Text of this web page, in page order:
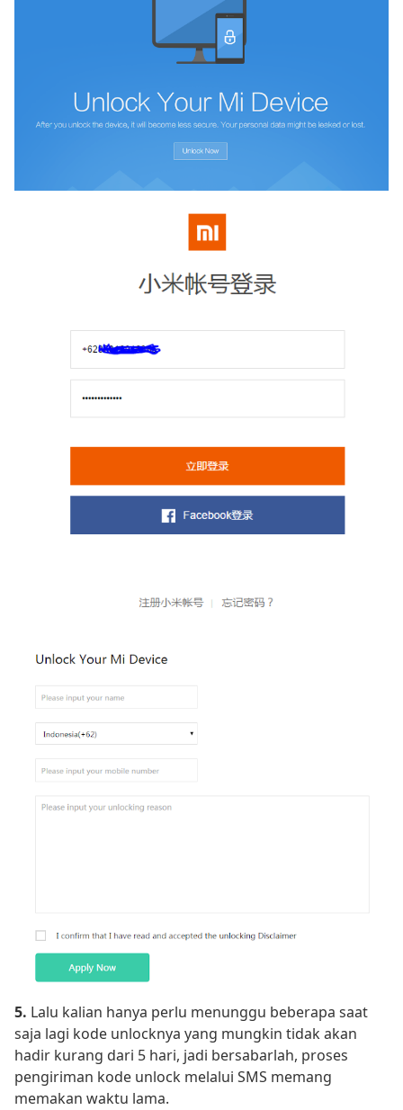
5. Lalu kalian hanya perlu menunggu beberapa saat
saja lagi kode unlocknya yang mungkin tidak akan
hadir kurang dari 5 hari, jadi bersabarlah, proses
pengiriman kode unlock melalui SMS memang
memakan waktu lama.